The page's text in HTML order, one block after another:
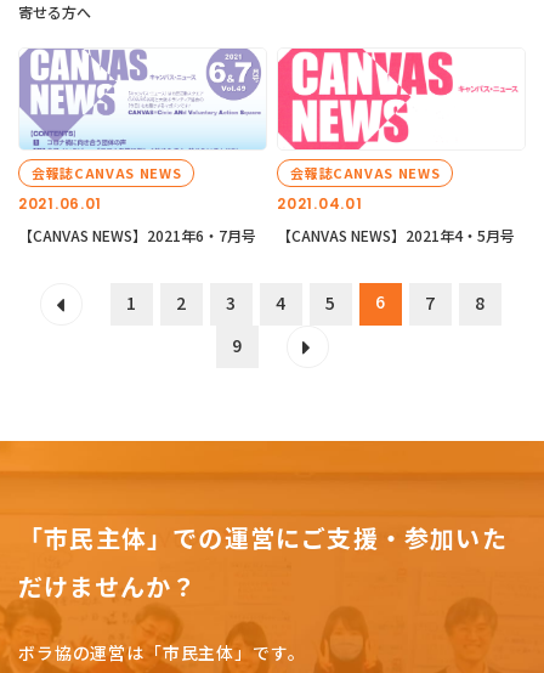
寄せる方へ
2021.06.01
会報誌CANVAS NEWS
【CANVAS NEWS】2021年6・7月号
2021.04.01
会報誌CANVAS NEWS
【CANVAS NEWS】2021年4・5月号
1 2 3 4 5 6 7
8
9
「市民主体」での運営にご支援・参加いた
だけませんか？
ボラ協の運営は「市民主体」です。